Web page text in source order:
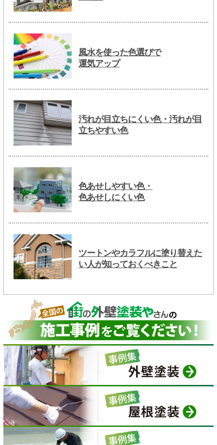
風水を使った色選びで
運気アップ
汚れが目立ちにくい色・汚れが目
立ちやすい色
色あせしやすい色・
色あせしにくい色
ツートンやカラフルに塗り替えた
い人が知っておくべきこと